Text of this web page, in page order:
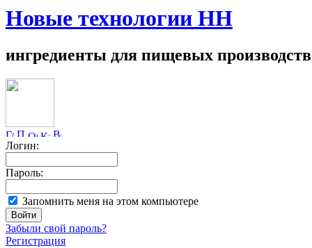
Новые технологии НН
ингредиенты для пищевых производств
Логин:
Пароль:
Запомнить меня на этом компьютере
Забыли свой пароль?
Регистрация